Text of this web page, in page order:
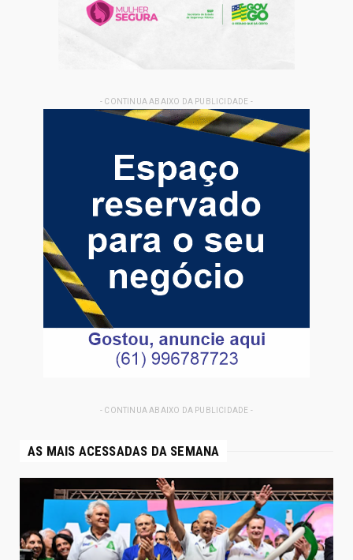
- CONTINUA ABAIXO DA PUBLICIDADE -
- CONTINUA ABAIXO DA PUBLICIDADE -
AS MAIS ACESSADAS DA SEMANA